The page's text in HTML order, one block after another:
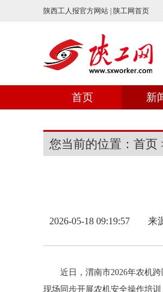
陕西工人报官方网站 | 陕工网首页
首页 新
您当前的位置： 首页
2026-05-18 09:19:57 来
近日，渭南市2026年农机跨
现场同步开展农机安全操作培